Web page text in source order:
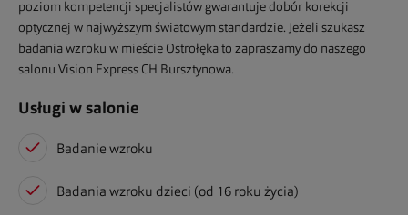
poziom kompetencji specjalistów gwarantuje dobór korekcji
optycznej w najwyższym światowym standardzie. Jeżeli szukasz
badania wzroku w mieście Ostrołęka to zapraszamy do naszego
salonu Vision Express CH Bursztynowa.
Usługi w salonie
Badanie wzroku
Badania wzroku dzieci (od 16 roku życia)